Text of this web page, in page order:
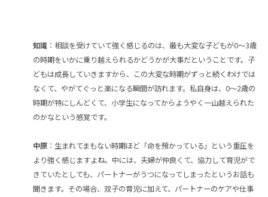
知識 ：相談を受けていて強く感じるのは、最も大変な子どもが0～3歳
の時期をいかに乗り越えられるかどうかが大事だということです。子
どもは成長していきますから、この大変な時期がずっと続くわけでは
なくて、やがてぐっと楽になる瞬間が訪れます。私自身は、0～2歳の
時期が特にしんどくて、小学生になってからようやく一山越えられた
のかなという感覚です。
中原 ：生まれてまもない時期ほど「命を預かっている」という重圧を
より強く感じますよね。中には、夫婦が仲良くて、協力して育児がで
きていたとしても、パートナーがうつになってしまったというお話も
聞きます。その場合、双子の育児に加えて、パートナーのケアや仕事